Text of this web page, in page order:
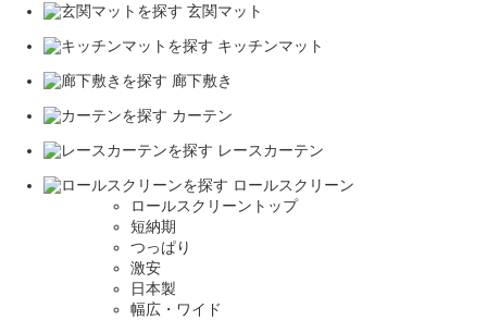
玄関マット
キッチンマット
廊下敷き
カーテン
レースカーテン
ロールスクリーン
ロールスクリーントップ
短納期
つっぱり
激安
日本製
幅広・ワイド